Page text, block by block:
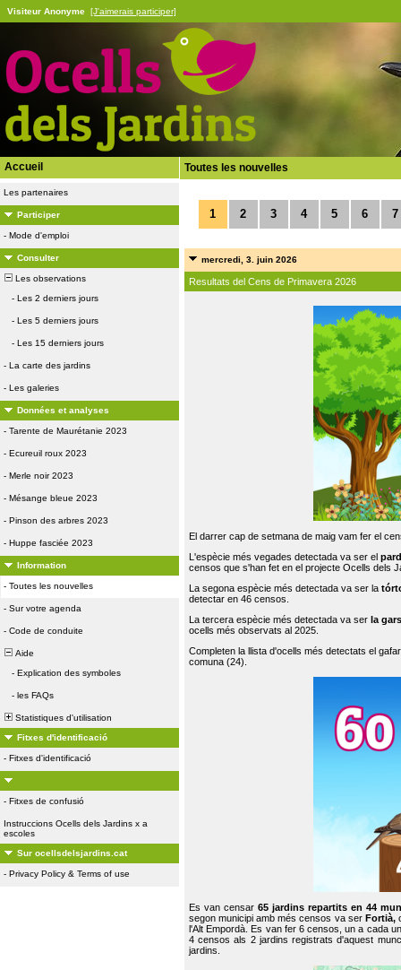
Visiteur Anonyme [J'aimerais participer]
Accueil
Les partenaires
Participer
- Mode d'emploi
Consulter
Les observations
- Les 2 derniers jours
- Les 5 derniers jours
- Les 15 derniers jours
- La carte des jardins
- Les galeries
Données et analyses
- Tarente de Maurétanie 2023
- Ecureuil roux 2023
- Merle noir 2023
- Mésange bleue 2023
- Pinson des arbres 2023
- Huppe fasciée 2023
Information
- Toutes les nouvelles
- Sur votre agenda
- Code de conduite
Aide
- Explication des symboles
- les FAQs
Statistiques d'utilisation
Fitxes d'identificació
- Fitxes d'identificació
- Fitxes de confusió
Instruccions Ocells dels Jardins x a
escoles
Sur ocellsdelsjardins.cat
- Privacy Policy & Terms of use
Toutes les nouvelles
1 2 3 4 5 6 7
mercredi, 3. juin 2026
Resultats del Cens de Primavera 2026
El darrer cap de setmana de maig vam fer el
L'espècie més vegades detectada va ser el
censos que s'han fet en el projecte Ocells dels
La segona espècie més detectada va ser la
detectar en 46 censos.
La tercera espècie més detectada va ser la
ocells més observats al 2025.
Completen la llista d'ocells més detectats el
comuna (24).
Es van censar65 jardins repartits en 44
segon municipi amb més censos va ser Fortià,
l'Alt Empordà. Es van fer 6 censos, un a cada
4 censos als 2 jardins registrats d'aquest
jardins.